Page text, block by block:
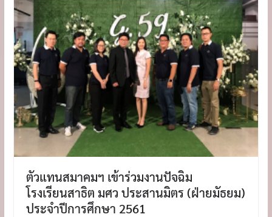
ตัวแทนสมาคมฯ เข้าร่วมงานปัจฉิม
โรงเรียนสาธิต มศว ประสานมิตร (ฝ่ายมัธยม)
ประจำปีการศึกษา 2561